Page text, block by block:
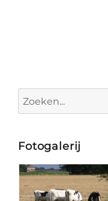
for:
Fotogalerij